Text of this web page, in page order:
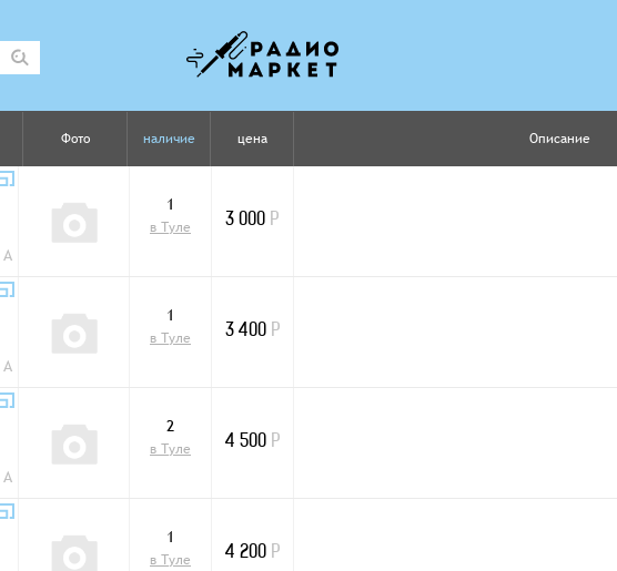
Фото наличие цена Описание
A
1
в Туле
3 000 Р
A
1
в Туле
3 400 Р
A
2
в Туле
4 500 Р
1
в Туле
4 200 Р